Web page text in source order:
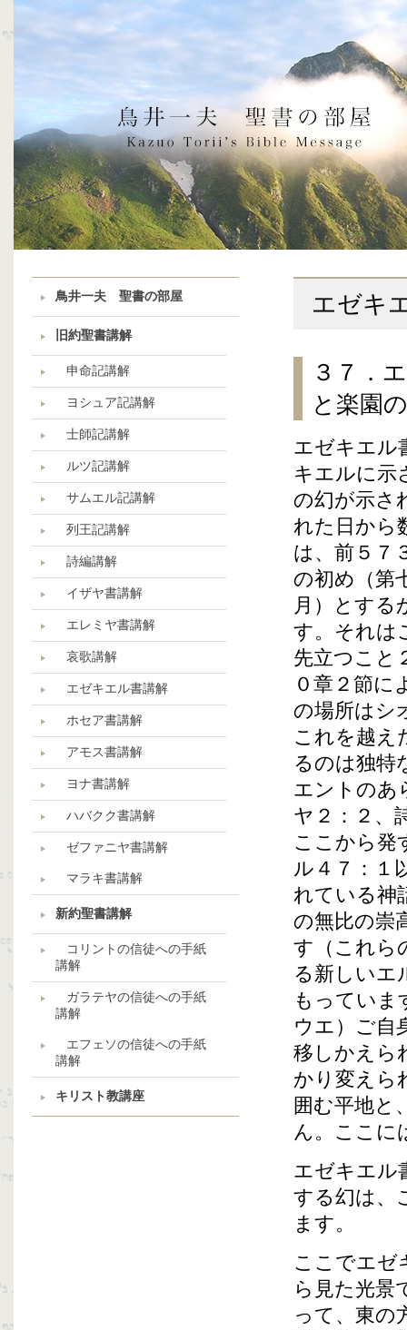
鳥井一夫 聖書の部屋
旧約聖書講解
申命記講解
ヨシュア記講解
士師記講解
ルツ記講解
サムエル記講解
列王記講解
詩編講解
イザヤ書講解
エレミヤ書講解
哀歌講解
エゼキエル書講解
ホセア書講解
アモス書講解
ヨナ書講解
ハバクク書講解
ゼファニヤ書講解
マラキ書講解
新約聖書講解
コリントの信徒への手紙
講解
ガラテヤの信徒への手紙
講解
エフェソの信徒への手紙
講解
キリスト教講座
エゼキ
３７．
と楽園
エゼキエル
キエルに示
の幻が示さ
れた日から
は、前５７
の初め（第
月）とする
す。それは
先立つこと
０章２節に
の場所はシ
これを越え
るのは独特
エントのあ
ヤ２：２、
ここから発
ル４７：１
れている神
の無比の崇
す（これら
る新しいエ
もっていま
ウエ）ご自
移しかえら
かり変えら
囲む平地と
ん。ここに
エゼキエル
する幻は、
ます。
ここでエゼ
ら見た光景
って、東の